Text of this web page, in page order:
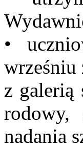
•
wrześniu
z galerią
rodowy,
nadania